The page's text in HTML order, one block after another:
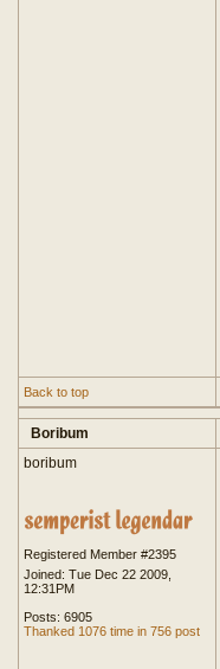
Back to top
Boribum
boribum
Registered Member #2395
Joined: Tue Dec 22 2009,
12:31PM
Posts: 6905
Thanked 1076 time in 756 post